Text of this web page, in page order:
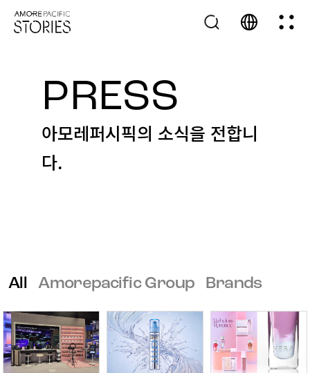
PRESS
아모레퍼시픽의 소식을 전합니
다.
All Amorepacific Group Brands